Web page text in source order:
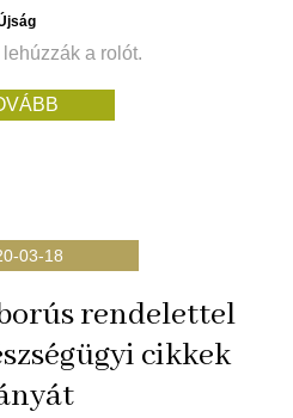
a rolót.
03-18
rendelettel
cikkek